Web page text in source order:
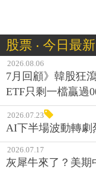
股票 ‧ 今日最新
2026.08.06
7月回顧》韓股狂
ETF只剩一檔贏過
2026.07.23
AI下半場波動轉劇
2026.07.17
灰犀牛來了？美